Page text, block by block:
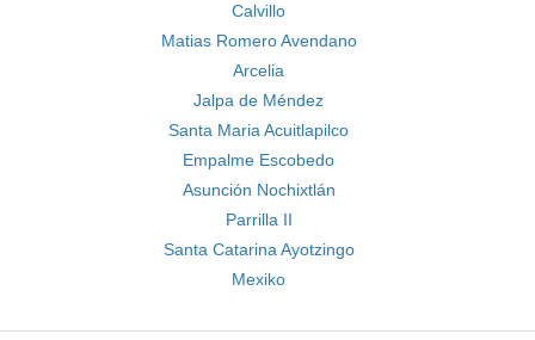
Calvillo
Matias Romero Avendano
Arcelia
Jalpa de Méndez
Santa Maria Acuitlapilco
Empalme Escobedo
Asunción Nochixtlán
Parrilla II
Santa Catarina Ayotzingo
Mexiko